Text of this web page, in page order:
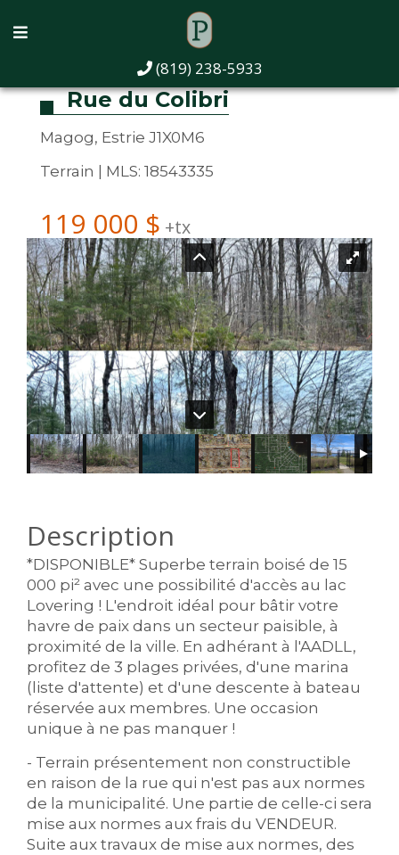
(819) 238-5933
Rue du Colibri
Magog, Estrie J1X0M6
Terrain | MLS: 18543335
119 000 $ +tx
Description
*DISPONIBLE* Superbe terrain boisé de 15
000 pi² avec une possibilité d'accès au lac
Lovering ! L'endroit idéal pour bâtir votre
havre de paix dans un secteur paisible, à
proximité de la ville. En adhérant à l'AADLL,
profitez de 3 plages privées, d'une marina
(liste d'attente) et d'une descente à bateau
réservée aux membres. Une occasion
unique à ne pas manquer !
- Terrain présentement non constructible
en raison de la rue qui n'est pas aux normes
de la municipalité. Une partie de celle-ci sera
mise aux normes aux frais du VENDEUR.
Suite aux travaux de mise aux normes, des